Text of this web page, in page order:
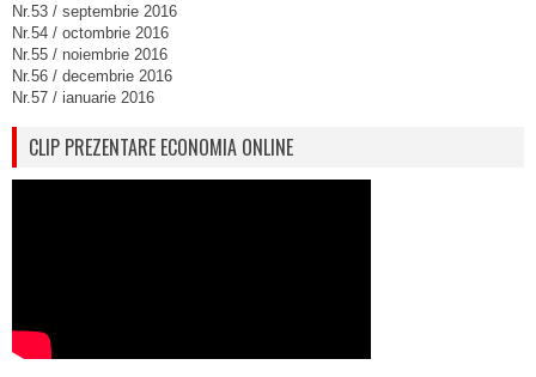
Nr.53 / septembrie 2016
Nr.54 / octombrie 2016
Nr.55 / noiembrie 2016
Nr.56 / decembrie 2016
Nr.57 / ianuarie 2016
CLIP PREZENTARE ECONOMIA ONLINE